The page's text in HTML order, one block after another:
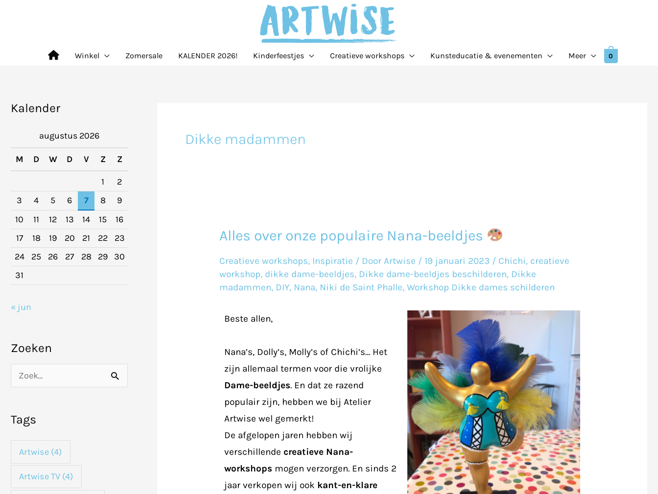
Winkel Zomersale KALENDER 2026! Kinderfeestjes Creatieve workshops Kunsteducatie & evenementen Meer 0
Kalender
augustus 2026
M D W D V Z Z
1
2
3
4 5 6 7 8
9
10
11 12 13 14 15
16
17
18 19 20 21 22
23
24
25 26 27 28 29
30
31
« jun
Zoeken
e
a
Tags
Artwise (4)
Artwise TV (4)
Dikke madammen
Alles over onze populaire Nana-beeldjes
Creatieve workshops, Inspiratie / Door Artwise / 19 januari 2023 / Chichi, creatieve
workshop, dikke dame-beeldjes, Dikke dame-beeldjes beschilderen, Dikke
madammen, DIY, Nana, Niki de Saint Phalle, Workshop Dikke dames schilderen
Beste allen,
Nana’s, Dolly’s, Molly’s of Chichi’s… Het
zijn allemaal termen voor die vrolijke
Dame-beeldjes. En dat ze razend
populair zijn, hebben we bij Atelier
Artwise wel gemerkt!
De afgelopen jaren hebben wij
verschillende creatieve Nana-
workshops mogen verzorgen. En sinds 2
jaar verkopen wij ook kant-en-klare
Alles
onze
populaire
beeldjes